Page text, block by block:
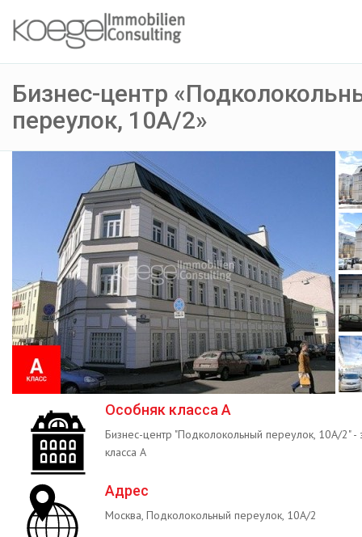
Бизнес-центр
переулок, 10А/2»
Особняк класса А
Бизнес-центр "Подколокольный переулок, 10А/2" -
класса А
Адрес
Москва, Подколокольный переулок, 10А/2